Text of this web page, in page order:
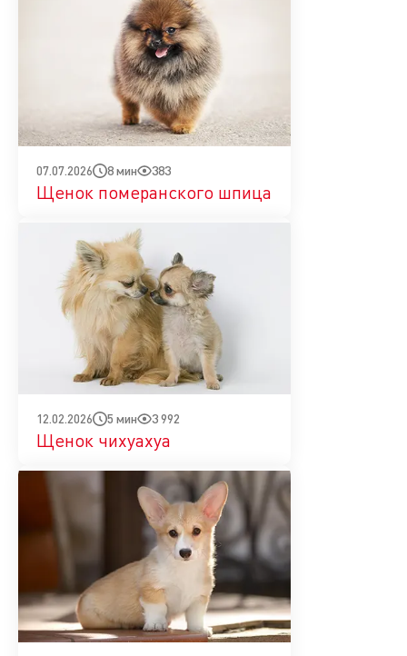
07.07.2026 8 мин 383
Щенок померанского шпица
12.02.2026 5 мин 3 992
Щенок чихуахуа